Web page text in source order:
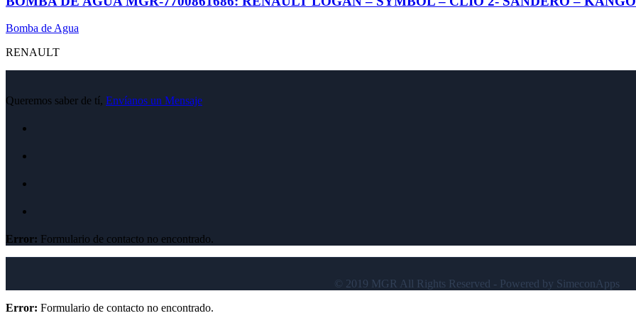
Bomba de Agua
RENAULT
Queremos saber de tí, Envíanos un Mensaje
Error: Formulario de contacto no encontrado.
© 2019 MGR All Rights Reserved - Powered by SimeconApps
Error: Formulario de contacto no encontrado.